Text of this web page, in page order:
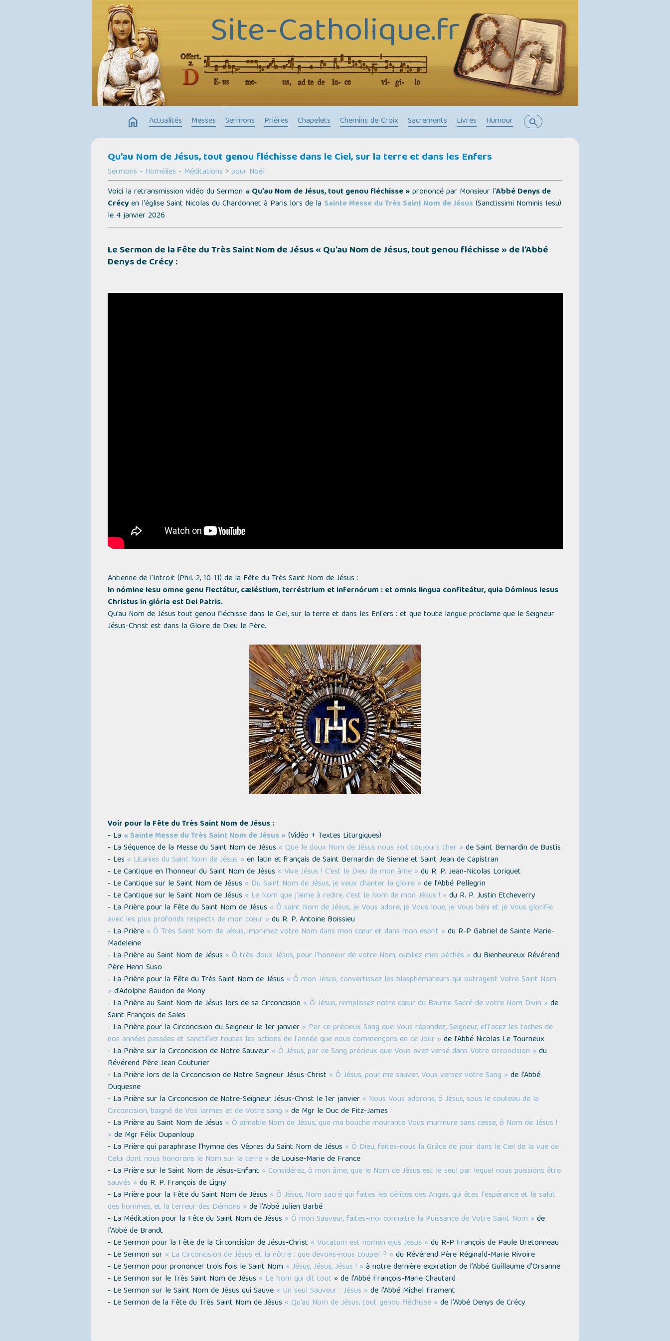
Site-Catholique.fr
home Actualités Messes Sermons Prières Chapelets Chemins de Croix Sacrements Livres Humour search
Qu’au Nom de Jésus, tout genou fléchisse dans le Ciel, sur la terre et dans les Enfers
Sermons - Homélies - Méditations >pour Noël
Voici la retransmission vidéo du Sermon « Qu’au Nom de Jésus, tout genou fléchisse »prononcé par Monsieur l’Abbé Denys de
Crécyen l'église Saint Nicolas du Chardonnet à Paris lors de la Sainte Messe du Très Saint Nom de Jésus(Sanctissimi Nominis Iesu)
le 4 janvier 2026
Le Sermon de la Fête du Très Saint Nom de Jésus« Qu’au Nom de Jésus, tout genou fléchisse »de l’Abbé
Denys de Crécy :
Antienne de l'Introït (Phil. 2, 10-11) de la Fête du Très Saint Nom de Jésus :
In nómine Iesu omne genu flectátur, cæléstium, terréstrium et infernórum : et omnis lingua confiteátur, quia Dóminus Iesus
Christus in glória est Dei Patris.
Qu’au Nom de Jésus tout genou fléchisse dans le Ciel, sur la terre et dans les Enfers : et que toute langue proclame que le Seigneur
Jésus-Christ est dans la Gloire de Dieu le Père.
Voir pour la Fête du Très Saint Nom de Jésus :
- La « Sainte Messe du Très Saint Nom de Jésus »(Vidéo + Textes Liturgiques)
- La Séquence de la Messe du Saint Nom de Jésus « Que le doux Nom de Jésus nous soit toujours cher » de Saint Bernardin de Bustis
- Les « Litanies du Saint Nom de Jésus » en latin et français de Saint Bernardin de Sienne et Saint Jean de Capistran
- Le Cantique en l’honneur du Saint Nom de Jésus « Vive Jésus ! C’est le Dieu de mon âme » du R. P. Jean-Nicolas Loriquet
- Le Cantique sur le Saint Nom de Jésus « Du Saint Nom de Jésus, je veux chanter la gloire » de l’Abbé Pellegrin
- Le Cantique sur le Saint Nom de Jésus « Le Nom que j'aime à redire, c’est le Nom de mon Jésus ! » du R. P. Justin Etcheverry
- La Prière pour la Fête du Saint Nom de Jésus « Ô saint Nom de Jésus, je Vous adore, je Vous loue, je Vous béni et je Vous glorifie
avec les plus profonds respects de mon cœur » du R. P. Antoine Boissieu
- La Prière « Ô Très Saint Nom de Jésus, imprimez votre Nom dans mon cœur et dans mon esprit » du R-P Gabriel de Sainte Marie-
Madeleine
- La Prière au Saint Nom de Jésus « Ô très-doux Jésus, pour l'honneur de votre Nom, oubliez mes péchés » du Bienheureux Révérend
Père Henri Suso
- La Prière pour la Fête du Très Saint Nom de Jésus « Ô mon Jésus, convertissez les blasphémateurs qui outragent Votre Saint Nom
» d’Adolphe Baudon de Mony
- La Prière au Saint Nom de Jésus lors de sa Circoncision « Ô Jésus, remplissez notre cœur du Baume Sacré de votre Nom Divin » de
Saint François de Sales
- La Prière pour la Circoncision du Seigneur le 1er janvier « Par ce précieux Sang que Vous répandez, Seigneur, effacez les taches de
nos années passées et sanctifiez toutes les actions de l'année que nous commençons en ce Jour » de l’Abbé Nicolas Le Tourneux
- La Prière sur la Circoncision de Notre Sauveur « Ô Jésus, par ce Sang précieux que Vous avez versé dans Votre circoncision » du
Révérend Père Jean Couturier
- La Prière lors de la Circoncision de Notre Seigneur Jésus-Christ « Ô Jésus, pour me sauver, Vous versez votre Sang » de l’Abbé
Duquesne
- La Prière sur la Circoncision de Notre-Seigneur Jésus-Christ le 1er janvier « Nous Vous adorons, ô Jésus, sous le couteau de la
Circoncision, baigné de Vos larmes et de Votre sang » de Mgr le Duc de Fitz-James
- La Prière au Saint Nom de Jésus « Ô aimable Nom de Jésus, que ma bouche mourante Vous murmure sans cesse, ô Nom de Jésus !
» de Mgr Félix Dupanloup
- La Prière qui paraphrase l’hymne des Vêpres du Saint Nom de Jésus « Ô Dieu, faites-nous la Grâce de jouir dans le Ciel de la vue de
Celui dont nous honorons le Nom sur la terre » de Louise-Marie de France
- La Prière sur le Saint Nom de Jésus-Enfant « Considérez, ô mon âme, que le Nom de Jésus est le seul par lequel nous puissions être
sauvés » du R. P. François de Ligny
- La Prière pour la Fête du Saint Nom de Jésus « Ô Jésus, Nom sacré qui faites les délices des Anges, qui êtes l'espérance et le salut
des hommes, et la terreur des Démons » de l’Abbé Julien Barbé
- La Méditation pour la Fête du Saint Nom de Jésus « Ô mon Sauveur, faites-moi connaitre la Puissance de Votre Saint Nom » de
l’Abbé de Brandt
- Le Sermon pour la Fête de la Circoncision de Jésus-Christ « Vocatum est nomen ejus Jesus » du R-P François de Paule Bretonneau
- Le Sermon sur « La Circoncision de Jésus et la nôtre : que devons-nous couper ? » du Révérend Père Réginald-Marie Rivoire
- Le Sermon pour prononcer trois fois le Saint Nom « Jésus, Jésus, Jésus ! » à notre dernière expiration de l’Abbé Guillaume d’Orsanne
- Le Sermon sur le Très Saint Nom de Jésus « Le Nom qui dit tout » de l’Abbé François-Marie Chautard
- Le Sermon sur le Saint Nom de Jésus qui Sauve « Un seul Sauveur : Jésus » de l’Abbé Michel Frament
- Le Sermon de la Fête du Très Saint Nom de Jésus « Qu’au Nom de Jésus, tout genou fléchisse » de l’Abbé Denys de Crécy